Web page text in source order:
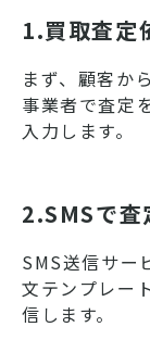
1.買取査定
まず、顧客か
事業者で査定
入力します。
2.SMSで査
SMS送信サー
文テンプレー
信します。